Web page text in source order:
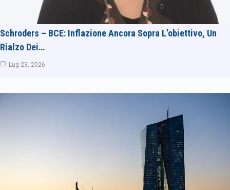
Schroders – BCE: Inflazione Ancora Sopra L’obiettivo, Un
Rialzo Dei…
Lug 23, 2026